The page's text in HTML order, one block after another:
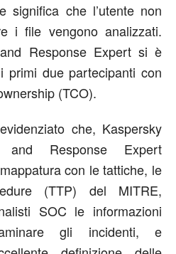
significa che l’utente non
i file vengono analizzati.
Response Expert si è
primi due partecipanti con
(TCO).
che, Kaspersky
and Response Expert
con le tattiche, le
(TTP) del MITRE,
SOC le informazioni
gli incidenti, e